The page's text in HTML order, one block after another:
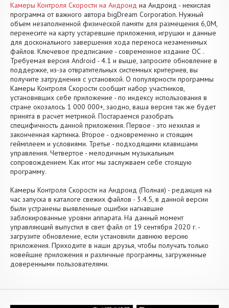
Камеры Контроля Скорости на Андроид на Андроид - некислая
программа от важного автора bigDream Corporation. Нужный
объем незаполненной физической памяти для размещения 6,0M,
перенесите на карту устаревшие приложения, игрушки и данные
для досконального завершения хода переноса незаменимых
файлов. Ключевое предписание - современное издание ОС .
Требуемая версия Android - 4.1 и выше, запросите обновление в
поддержке, из-за отвратительных системных критериев, вы
получите затруднения с установкой. О популярности программы
Камеры Контроля Скорости сообщит набор участников,
установивших себе приложение - по индексу использования в
стране окозалось 1 000 000+, заодно, ваша версия так же будет
принята в расчет метрикой. Постараемся разобрать
специфичность данной приложения. Первое - это нехилая и
законченная картинка. Второе - одновременно и стоящим
геймплеем и условиями. Третье - подходящими клавишами
управления. Четвертое - мелодичным музыкальным
сопровождением. Как итог мы заслужваем себе стоящую
программу.
Камеры Контроля Скорости на Андроид (Полная) - редакция на
час запуска в каталоге свежих файлов - 3.4.5, в данной версии
были устранены выявленные ошибки нагнавшие
заблокированные уровни аппарата. На данный момент
управляющий выпустил в свет файл от 19 сентября 2020 г. -
загрузите обновление, если установили давнюю версию
приложения. Приходите в наши друзья, чтобы получать только
новейшие приложения и различные программы, загруженные
доверенными пользователями.